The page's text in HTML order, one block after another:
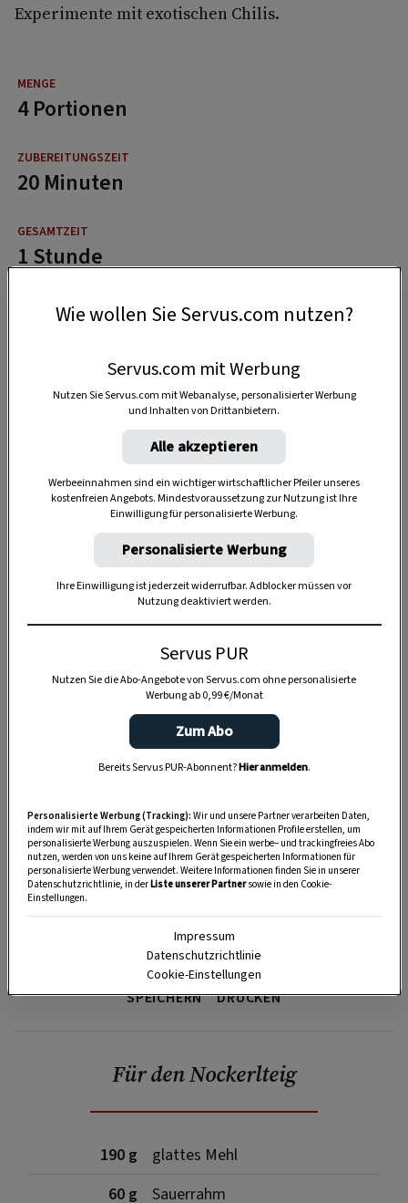
Experimente mit exotischen Chilis.
4 Portionen
20 Minuten
1 Stunde
Anzeige
SPEICHERN DRUCKEN
Für den Nockerlteig
190 g
glattes Mehl
60 g
Sauerrahm
Wie wollen Sie Servus.com nutzen?
Servus.com mit Werbung
Nutzen Sie Servus.com mit Webanalyse, personalisierter Werbung
und Inhalten von Drittanbietern.
Alle akzeptieren
Werbeeinnahmen sind ein wichtiger wirtschaftlicher Pfeiler unseres
kostenfreien Angebots. Mindestvoraussetzung zur Nutzung ist Ihre
Einwilligung für personalisierte Werbung.
Personalisierte Werbung
Ihre Einwilligung ist jederzeit widerrufbar. Adblocker müssen vor
Nutzung deaktiviert werden.
Servus PUR
Nutzen Sie die Abo-Angebote von Servus.com ohne personalisierte
Werbung ab 0,99 €/Monat
Zum Abo
Bereits Servus PUR-Abonnent?Hier anmelden.
Personalisierte Werbung (Tracking): Wir und unsere Partner verarbeiten Daten,
indem wir mit auf Ihrem Gerät gespeicherten Informationen Profile erstellen, um
personalisierte Werbung auszuspielen. Wenn Sie ein werbe– und trackingfreies Abo
nutzen, werden von uns keine auf Ihrem Gerät gespeicherten Informationen für
personalisierte Werbung verwendet. Weitere Informationen finden Sie in unserer
Datenschutzrichtlinie, in derListe unserer Partnersowie in den Cookie-
Einstellungen.
Impressum
Datenschutzrichtlinie
Cookie-Einstellungen